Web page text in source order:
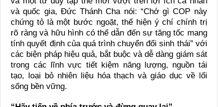
và quốc gia, Đức Thánh Cha nói: “Chớ gì COP này
chứng tỏ là một bước ngoặt, thể hiện ý chí chính trị
rõ ràng và hữu hình có thể dẫn đến sự tăng tốc mang
tính quyết định của quá trình chuyển đổi sinh thái” với
các biện pháp hiệu quả, bắt buộc và dễ dàng giám sát
trong các lĩnh vực tiết kiệm năng lượng, nguồn tái
tạo, loại bỏ nhiên liệu hóa thạch và giáo dục về lối
sống bền vững.